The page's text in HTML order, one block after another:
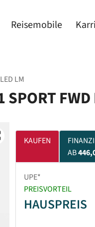
Reisemobile
LM
KAUFEN
AB
UPE*
PREISVORTEIL
HAUSPREIS